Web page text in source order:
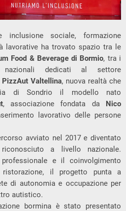
sociale, formazione
lavorative ha trovato spazio tra le
Food & Beverage di Bormio, tra i
nazionali dedicati al settore
PizzAut Valtellina, nuova realtà che
di Sondrio il modello nato
, associazione fondata da Nico
lavorativo delle persone
avviato nel 2017 e diventato
a livello nazionale.
e il coinvolgimento
il progetto punta a
di autonomia e occupazione per
autistico.
bormina è stato presentato